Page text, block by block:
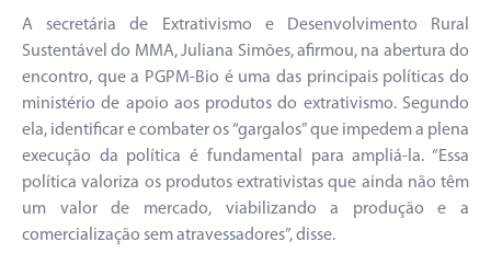
A secretária de Extrativismo e Desenvolvimento Rural
Sustentável do MMA, Juliana Simões, afirmou, na abertura do
encontro, que a PGPM-Bio é uma das principais políticas do
ministério de apoio aos produtos do extrativismo. Segundo
ela, identificar e combater os “gargalos” que impedem a plena
execução da política é fundamental para ampliá-la. “Essa
política valoriza os produtos extrativistas que ainda não têm
um valor de mercado, viabilizando a produção e a
comercialização sem atravessadores”, disse.